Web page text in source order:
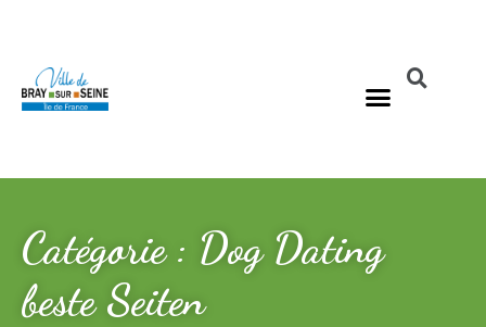
Catégorie : Dog Dating
beste Seiten